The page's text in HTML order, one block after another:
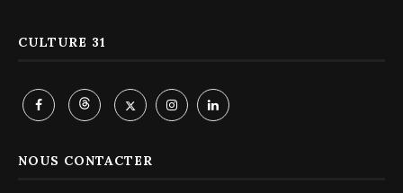
CULTURE 31
NOUS CONTACTER